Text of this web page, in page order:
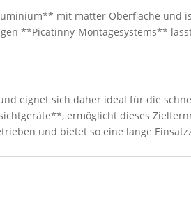
mit matter Oberfläche und
**Picatinny-Montagesystems**
eignet sich daher ideal für die
ermöglicht dieses
und bietet so eine lange